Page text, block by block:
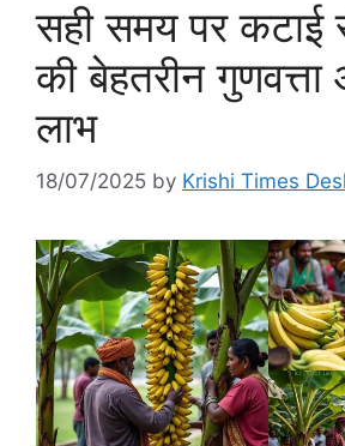
सही समय पर कटाई
की बेहतरीन
लाभ
18/07/2025 by Krishi Times